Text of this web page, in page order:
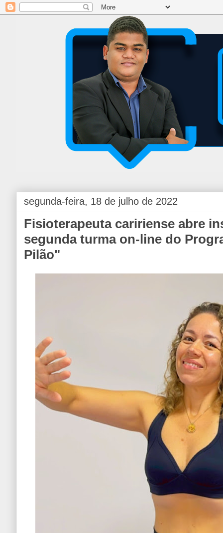
segunda-feira, 18 de julho de 2022
Fisioterapeuta caririense abre
segunda turma on-line do
Pilão"